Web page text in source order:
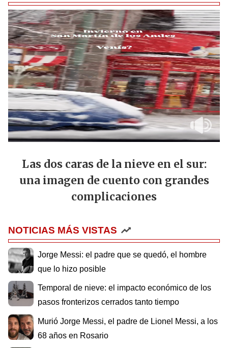
Las dos caras de la nieve en el sur:
una imagen de cuento con grandes
complicaciones
NOTICIAS MÁS VISTAS
Jorge Messi: el padre que se quedó, el hombre
que lo hizo posible
Temporal de nieve: el impacto económico de los
pasos fronterizos cerrados tanto tiempo
Murió Jorge Messi, el padre de Lionel Messi, a los
68 años en Rosario